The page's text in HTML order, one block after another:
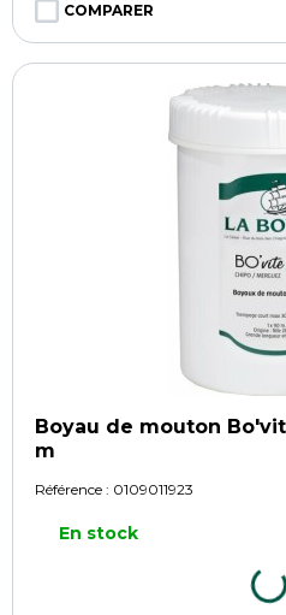
COMPARER
Boyau de mouton
m
Référence : 0109011923
En stock